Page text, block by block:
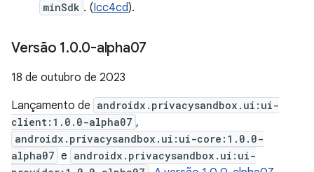
minSdk . (Icc4cd).
Versão 1.0.0-alpha07
18 de outubro de 2023
Lançamento de androidx.privacysandbox.ui:ui-
client:1.0.0-alpha07 ,
androidx.privacysandbox.ui:ui-core:1.0.0-
alpha07 e androidx.privacysandbox.ui:ui-